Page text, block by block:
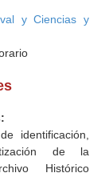
y Ciencias y
identificación,
de la
Histórico